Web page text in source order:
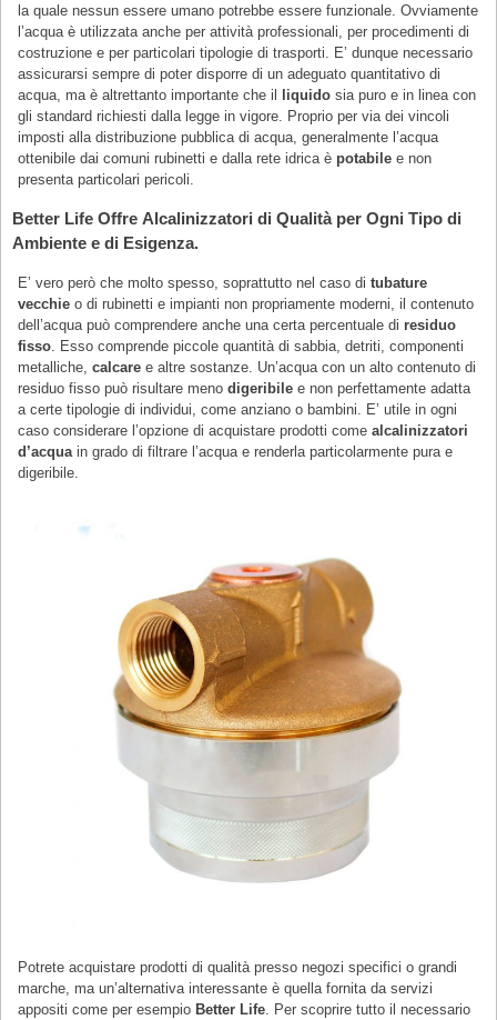
la quale nessun essere umano potrebbe essere funzionale. Ovviamente
l’acqua è utilizzata anche per attività professionali, per procedimenti di
costruzione e per particolari tipologie di trasporti. E’ dunque necessario
assicurarsi sempre di poter disporre di un adeguato quantitativo di
acqua, ma è altrettanto importante che il
liquidosia puro e in linea con
gli standard richiesti dalla legge in vigore. Proprio per via dei vincoli
imposti alla distribuzione pubblica di acqua, generalmente l’acqua
ottenibile dai comuni rubinetti e dalla rete idrica è potabile e non
presenta particolari pericoli.
Better Life Offre Alcalinizzatori di Qualità per Ogni Tipo di
Ambiente e di Esigenza.
E’ vero però che molto spesso, soprattutto nel caso ditubature
vecchieo di rubinetti e impianti non propriamente moderni, il contenuto
dell’acqua può comprendere anche una certa percentuale di residuo
fisso. Esso comprende piccole quantità di sabbia, detriti, componenti
metalliche,calcaree altre sostanze. Un’acqua con un alto contenuto di
residuo fisso può risultare menodigeribile e non perfettamente adatta
a certe tipologie di individui, come anziano o bambini. E’ utile in ogni
caso considerare l’opzione di acquistare prodotti comealcalinizzatori
d’acquain grado di filtrare l’acqua e renderla particolarmente pura e
digeribile.
Potrete acquistare prodotti di qualità presso negozi specifici o grandi
marche, ma un’alternativa interessante è quella fornita da servizi
appositi come per esempio Better Life. Per scoprire tutto il necessario